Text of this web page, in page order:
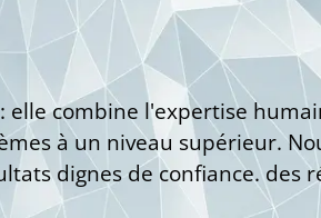
combine l'expertise
à un niveau supérieur.
dignes de confiance. des